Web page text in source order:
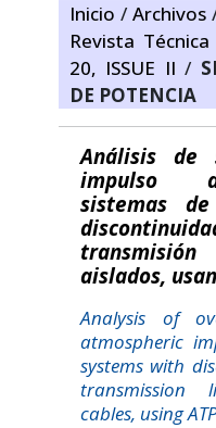
Inicio / Archivos
Revista
20, ISSUE II/
DE POTENCIA
Análisis de
impulso
sistemas
aislados,
Analysis of
atmospheric
systems with
transmission
cables, using